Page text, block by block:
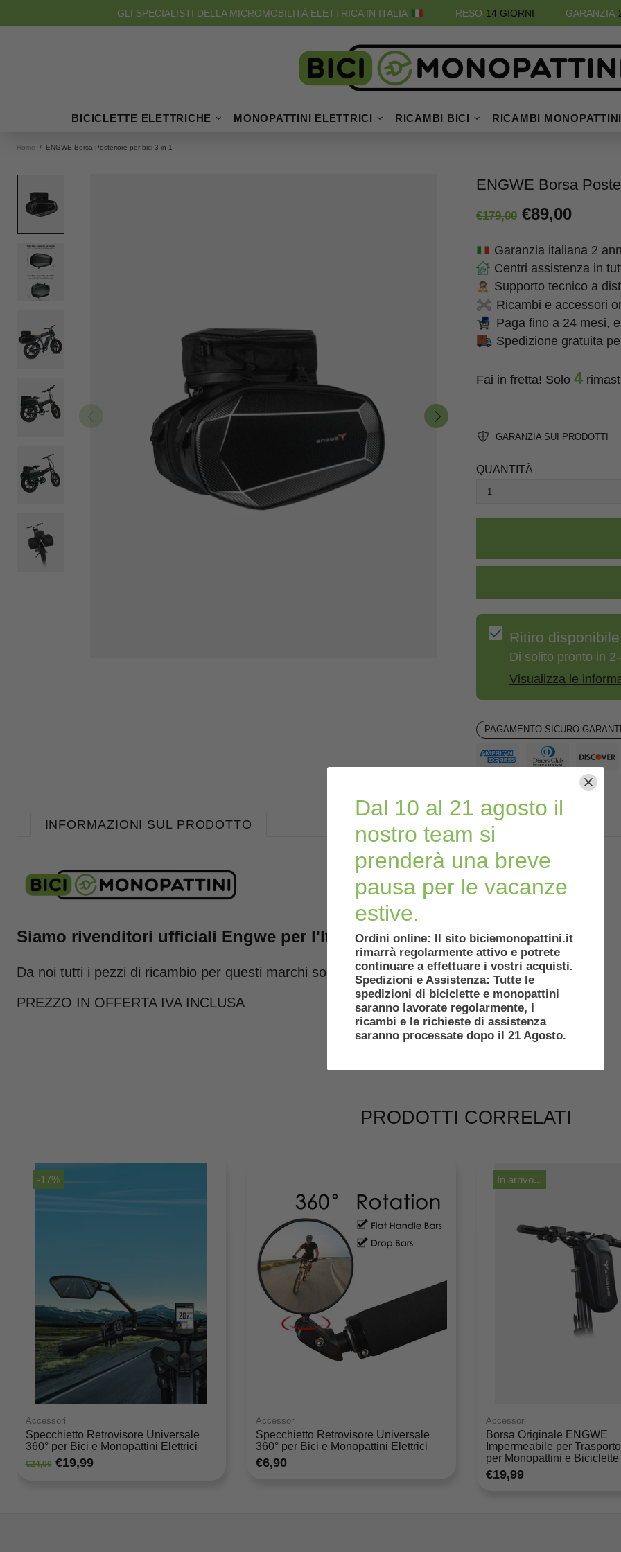
GLI SPECIALISTI DELLA MICROMOBILITÀ ELETTRICA IN ITALIA RESO 14 GIORNI GARANZIA
BICICLETTE ELETTRICHE MONOPATTINI ELETTRICI RICAMBI BICI RICAMBI
Home ENGWE Borsa Posteriore per bici 3 in 1
ENGWE Borsa
€179,00 €89,00
Garanzia italiana 2
Centri assistenza in
Supporto tecnico a
Ricambi e accessori
Paga fino a 24 mesi,
Spedizione gratuita
Fai in fretta! Solo 4
GARANZIA SUI PRODOTTI
QUANTITÀ
Ritiro
Di solito pronto in
Visualizza le
PAGAMENTO SICURO
INFORMAZIONI SUL PRODOTTO
Siamo rivenditori ufficiali Engwe per l'Italia
Da noi tutti i pezzi di ricambio per questi marchi sono 100% ORIGINALI
PREZZO IN OFFERTA IVA INCLUSA
PRODOTTI CORRELATI
-17%
Accessori
Specchietto Retrovisore Universale
360° per Bici e Monopattini Elettrici
€24,00 €19,99
Accessori
Specchietto Retrovisore Universale
360° per Bici e Monopattini Elettrici
€6,90
In arrivo...
Accessori
Borsa Originale ENGWE
Impermeabile per
per Monopattini e Biciclette
€19,99
Dal 10 al 21 agosto il
nostro team si
prenderà una breve
pausa per le vacanze
estive.
Ordini online: Il sito biciemonopattini.it
rimarrà regolarmente attivo e potrete
continuare a effettuare i vostri acquisti.
Spedizioni e Assistenza: Tutte le
spedizioni di biciclette e monopattini
saranno lavorate regolarmente, I
ricambi e le richieste di assistenza
saranno processate dopo il 21 Agosto.